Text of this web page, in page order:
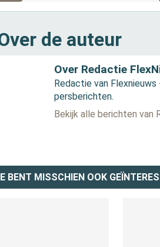
de auteur
Over Redactie
Redactie van
persberichten.
Bekijk alle berichten van
BENT MISSCHIEN OOK